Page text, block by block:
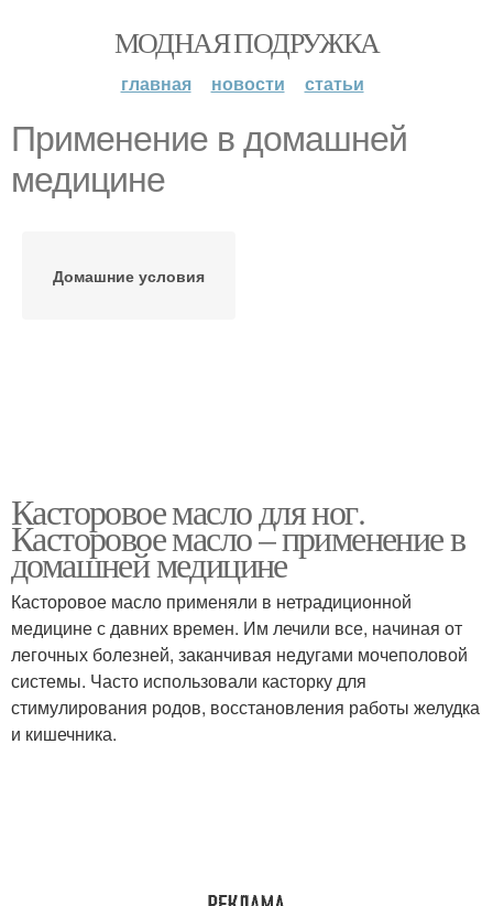
МОДНАЯ ПОДРУЖКА
главная новости статьи
Применение в домашней
медицине
Домашние условия
Касторовое масло для ног.
Касторовое масло – применение в
домашней медицине
Касторовое масло применяли в нетрадиционной
медицине с давних времен. Им лечили все, начиная от
легочных болезней, заканчивая недугами мочеполовой
системы. Часто использовали касторку для
стимулирования родов, восстановления работы желудка
и кишечника.